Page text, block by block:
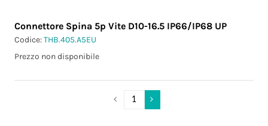
Connettore Spina 5p Vite D10-16.5 IP66/IP68 UP
Codice:THB.405.A5EU
Prezzo non disponibile